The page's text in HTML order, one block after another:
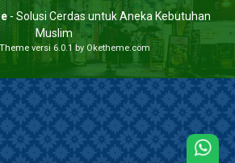
- Solusi Cerdas untuk Aneka Kebutuhan
Muslim
versi 6.0.1 by Oketheme.com